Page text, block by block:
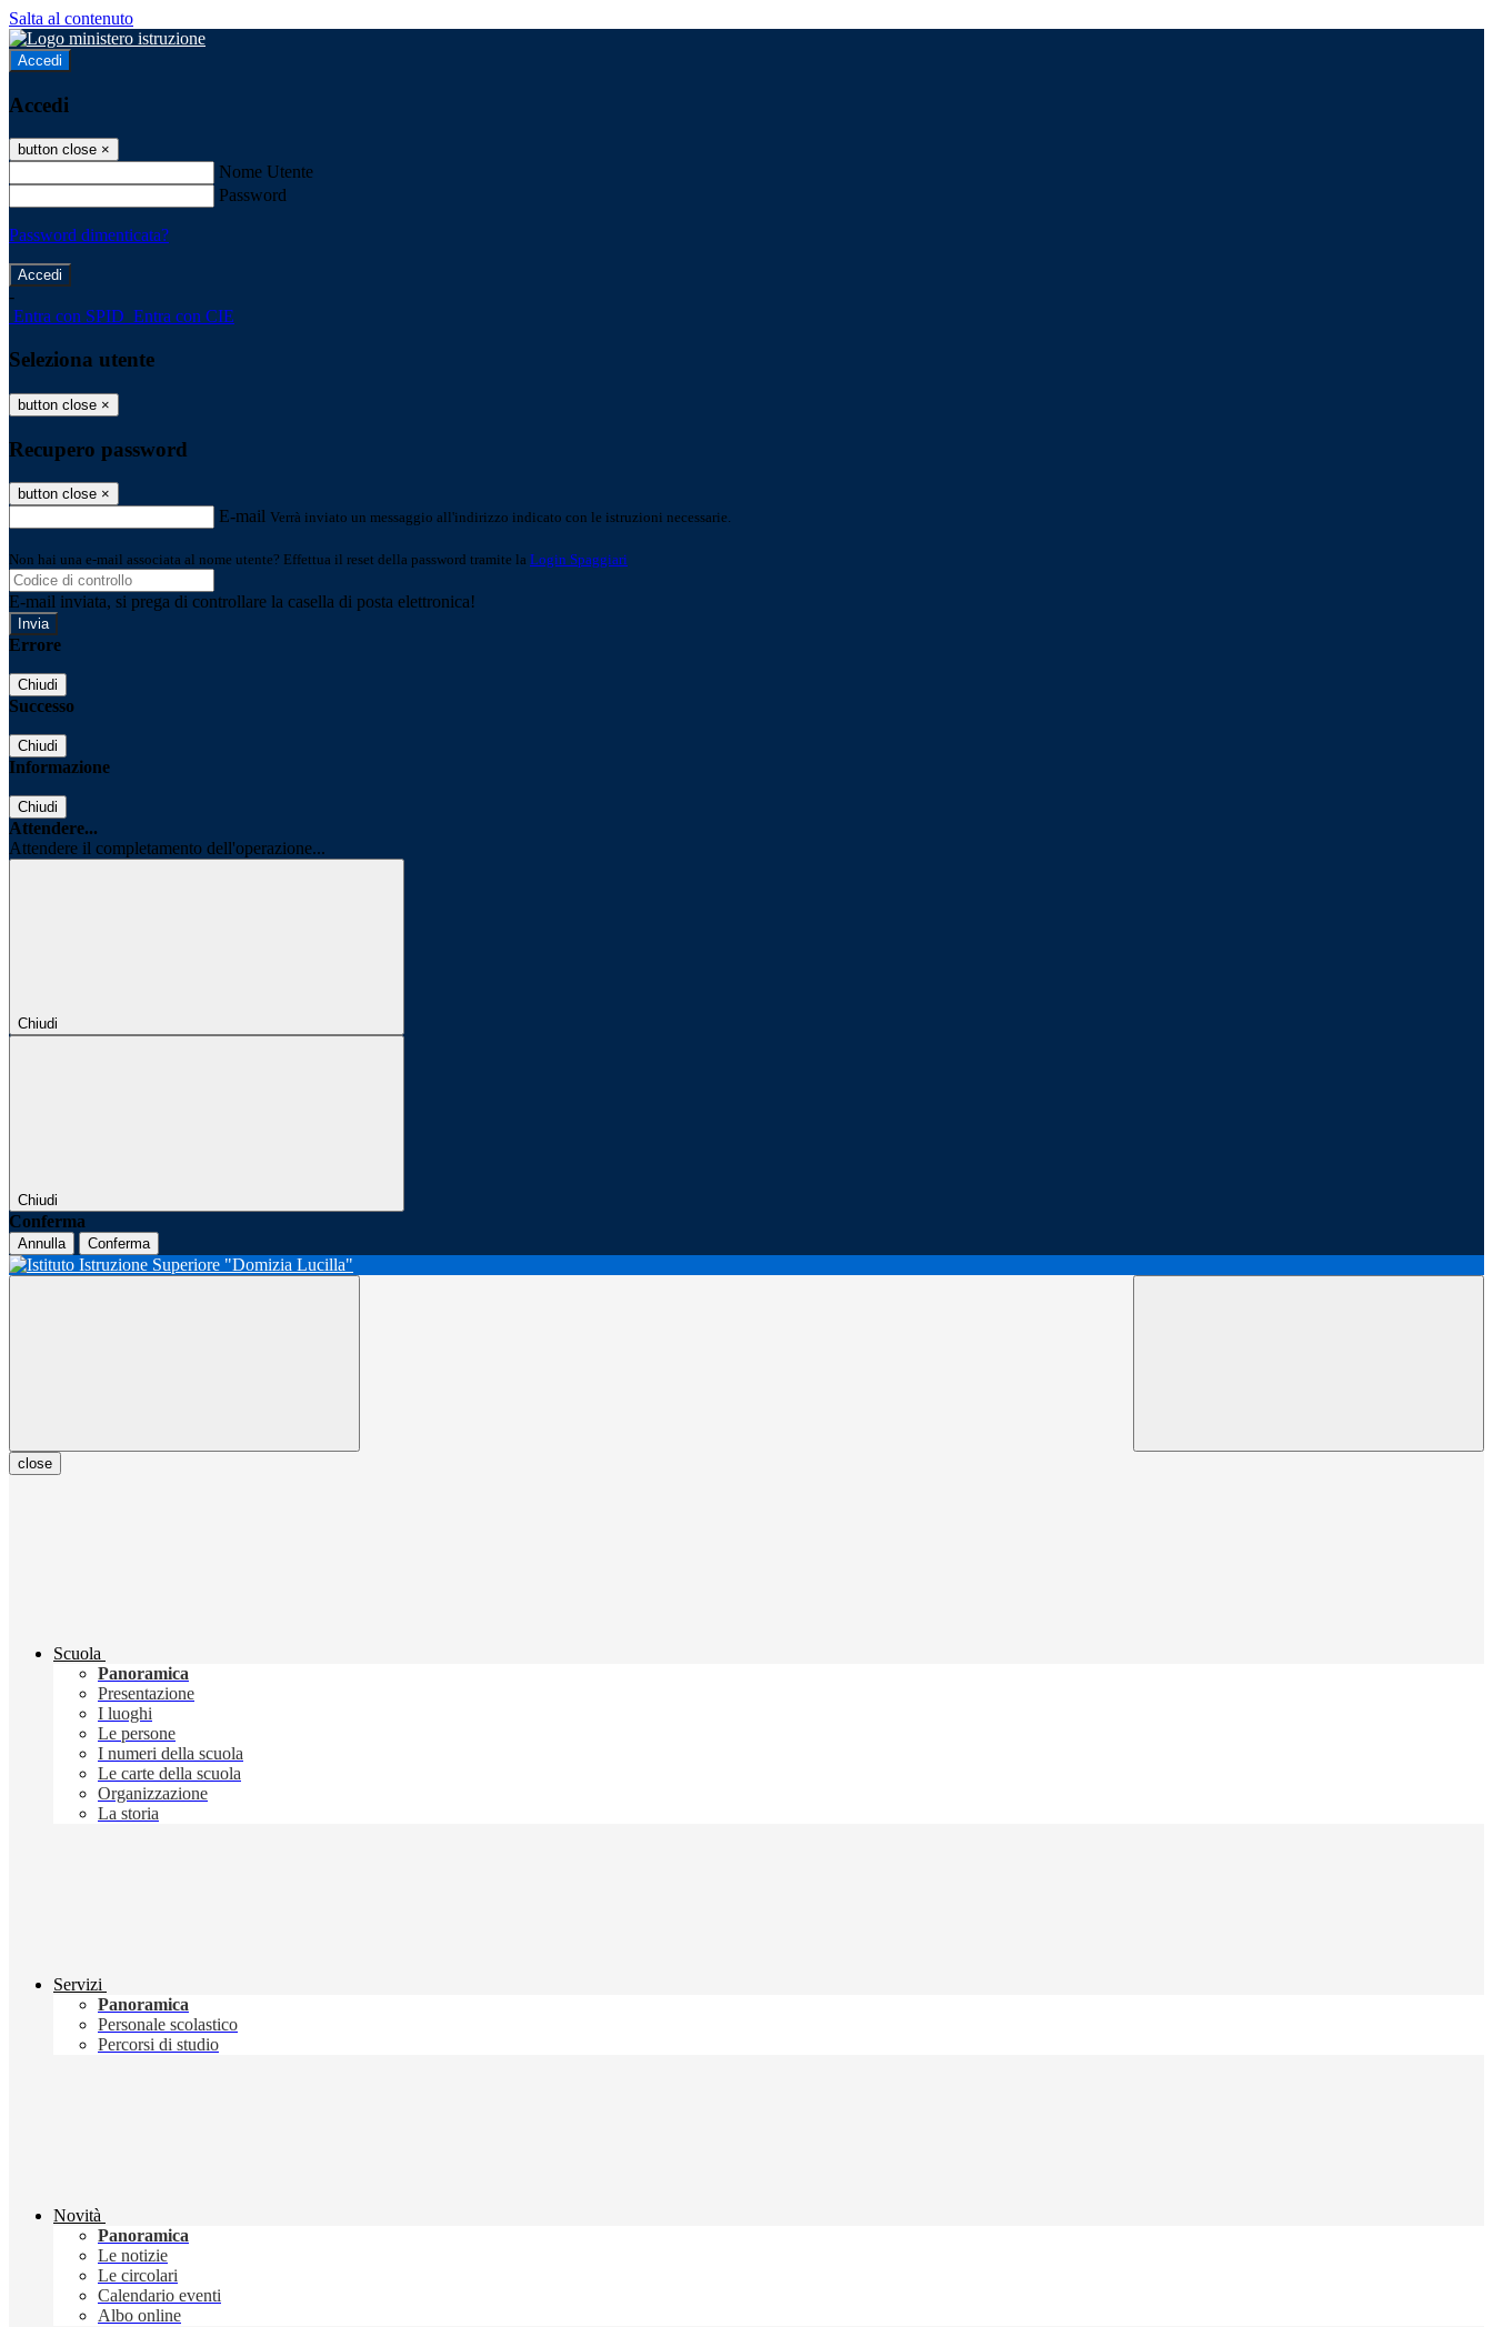
Salta al contenuto
Accedi
Accedi
button close ×
Nome Utente
Password
Password dimenticata?
-
Entra con SPID Entra con CIE
Seleziona utente
button close ×
Recupero password
button close ×
E-mail Verrà inviato un messaggio all'indirizzo indicato con le istruzioni necessarie.
Non hai una e-mail associata al nome utente? Effettua il reset della password tramite la Login Spaggiari
E-mail inviata, si prega di controllare la casella di posta elettronica!
Errore
Chiudi
Successo
Chiudi
Informazione
Chiudi
Attendere...
Attendere il completamento dell'operazione...
Chiudi
Chiudi
Conferma
Annulla Conferma
close
Scuola
Panoramica
Presentazione
I luoghi
Le persone
I numeri della scuola
Le carte della scuola
Organizzazione
La storia
Servizi
Panoramica
Personale scolastico
Percorsi di studio
Novità
Panoramica
Le notizie
Le circolari
Calendario eventi
Albo online